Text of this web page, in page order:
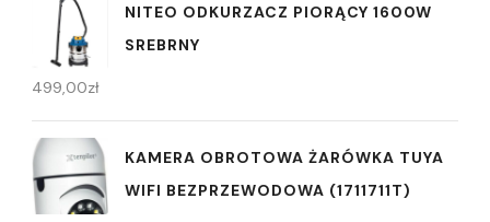
NITEO ODKURZACZ PIORĄCY 1600W
SREBRNY
499,00zł
KAMERA OBROTOWA ŻARÓWKA TUYA
WIFI BEZPRZEWODOWA (1711711T)